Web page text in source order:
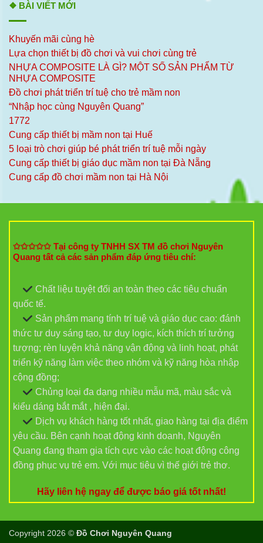
❖ BÀI VIẾT MỚI
Khuyến mãi cùng hè
Lựa chọn thiết bị đồ chơi và vui chơi cùng trẻ
NHỰA COMPOSITE LÀ GÌ? MỘT SỐ SẢN PHẨM TỪ
NHỰA COMPOSITE
Đồ chơi phát triển trí tuệ cho trẻ mầm non
“Nhập học cùng Nguyên Quang”
1772
Cung cấp thiết bị mầm non tại Huế
5 loại trò chơi giúp bé phát triển trí tuệ mỗi ngày
Cung cấp thiết bị giáo dục mầm non tại Đà Nẵng
Cung cấp đồ chơi mầm non tại Hà Nội
✩✩✩✩✩ Tại công ty TNHH SX TM đồ chơi Nguyên
Quang tất cả các sản phẩm đáp ứng tiêu chí:
Chất liệu tuyệt đối an toàn theo các tiêu chuẩn
quốc tế.
Sản phẩm mang tính trí tuệ và giáo dục cao: đánh
thức tư duy sáng tạo, tư duy logic, kích thích trí tưởng
tượng; rèn luyện khả năng vận động và linh hoạt, phát
triển kỹ năng làm việc theo nhóm và kỹ năng hòa nhập
cộng đồng;
Chủng loại đa dạng nhiều mẫu mã, màu sắc và
kiểu dáng bắt mắt , hiện đại.
Dịch vụ khách hàng tốt nhất, giao hàng tại địa điểm
yêu cầu. Bên cạnh hoạt động kinh doanh, Nguyên
Quang đang tham gia tích cực vào các hoạt động công
đồng phục vụ trẻ em. Với mục tiêu vì thế giới trẻ thơ.
Hãy liên hệ ngay để được báo giá tốt nhất!
Copyright 2026 © Đồ Chơi Nguyên Quang